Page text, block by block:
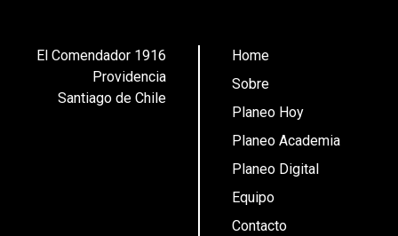
El Comendador 1916
Providencia
Santiago de Chile
Home
Sobre
Planeo Hoy
Planeo Academia
Planeo Digital
Equipo
Contacto